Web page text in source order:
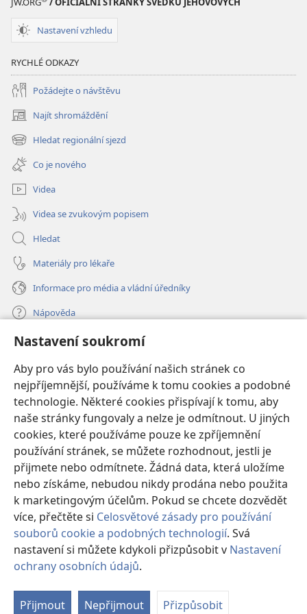
Nastavení soukromí
Aby pro vás bylo používání našich stránek co
nejpříjemnější, používáme k tomu cookies a podobné
technologie. Některé cookies přispívají k tomu, aby
naše stránky fungovaly a nelze je odmítnout. U jiných
cookies, které používáme pouze ke zpříjemnění
používání stránek, se můžete rozhodnout, jestli je
přijmete nebo odmítnete. Žádná data, která uložíme
nebo získáme, nebudou nikdy prodána nebo použita
k marketingovým účelům. Pokud se chcete dozvědět
více, přečtěte si Celosvětové zásady pro používání
souborů cookie a podobných technologií. Svá
nastavení si můžete kdykoli přizpůsobit v Nastavení
ochrany osobních údajů.
Přijmout Nepřijmout Přizpůsobit
Nastavení vzhledu
RYCHLÉ ODKAZY
Požádejte o návštěvu
Najít shromáždění
(otevřeno
nové
okno)
Hledat regionální sjezd
(otevřeno
nové
okno)
Co je nového
Videa
Videa se zvukovým popisem
Hledat
Materiály pro lékaře
Informace pro média a vládní úředníky
Nápověda
Dary
nové
okno) ONLINE KNIHOVNA Strážné věže
(otevřeno
nové
okno)JW Hub®
(otevřeno
nové
okno)JW Library
Watchtower Library
Copyright© 2026 Watch Tower Bible and Tract Society of Pennsylvania.
PODMÍNKY POUŽITÍ| OCHRANA SOUKROMÍ
SOUKROMÍ